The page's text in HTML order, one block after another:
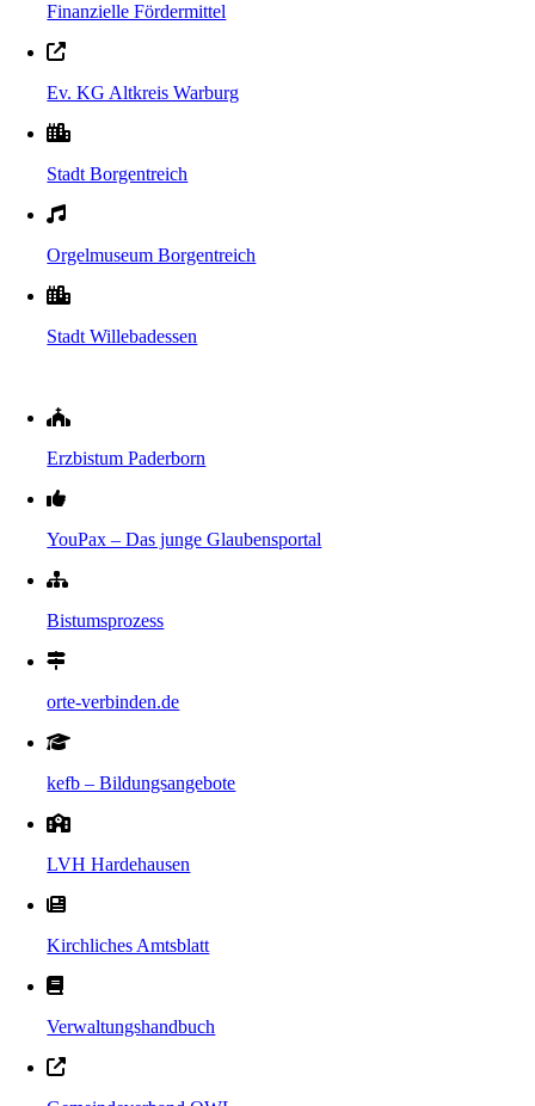
Finanzielle Fördermittel
Ev. KG Altkreis Warburg
Stadt Borgentreich
Orgelmuseum Borgentreich
Stadt Willebadessen
Erzbistum Paderborn
YouPax – Das junge Glaubensportal
Bistumsprozess
orte-verbinden.de
kefb – Bildungsangebote
LVH Hardehausen
Kirchliches Amtsblatt
Verwaltungshandbuch